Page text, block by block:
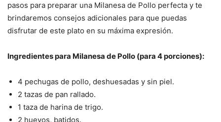
pasos para preparar una Milanesa de Pollo perfecta y te
brindaremos consejos adicionales para que puedas
disfrutar de este plato en su máxima expresión.
Ingredientes para Milanesa de Pollo (para 4 porciones):
4 pechugas de pollo, deshuesadas y sin piel.
2 tazas de pan rallado.
1 taza de harina de trigo.
2 huevos, batidos.